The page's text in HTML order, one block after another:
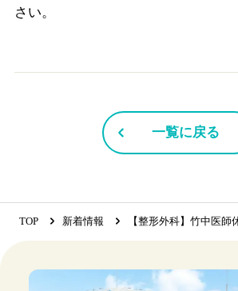
さい。
一覧に戻る
TOP 新着情報 【整形外科】竹中医師